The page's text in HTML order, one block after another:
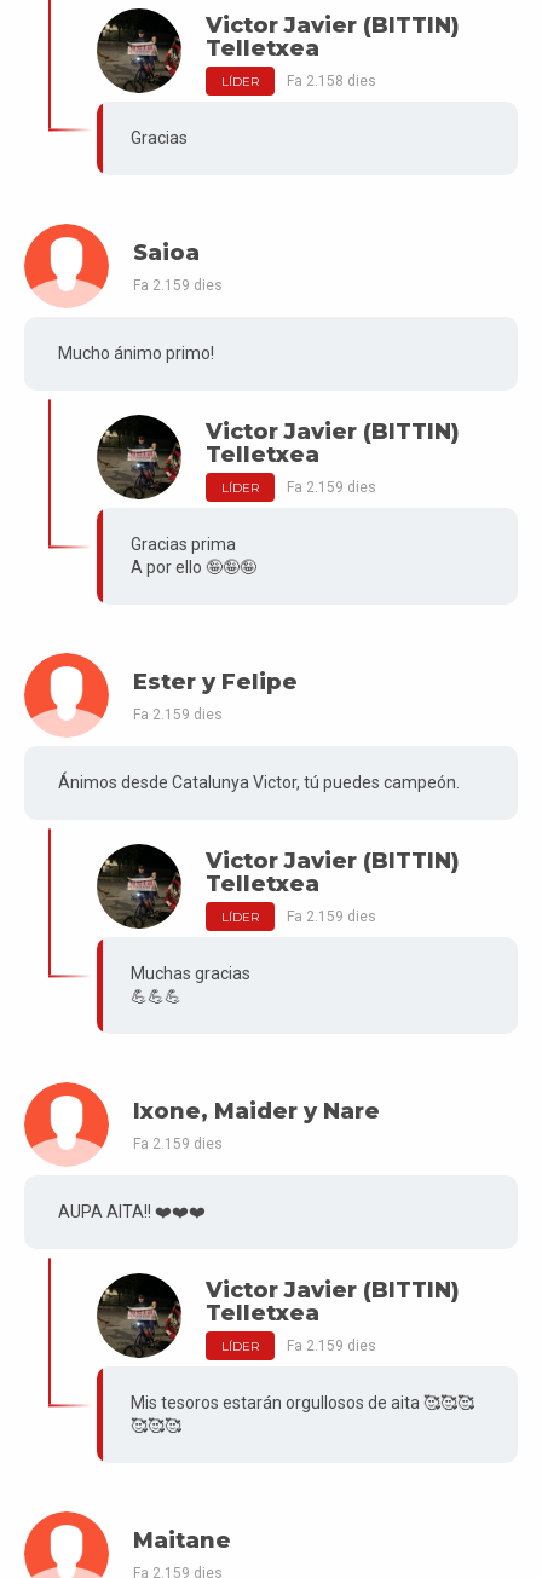
Victor Javier (BITTIN)
Telletxea
LÍDER Fa 2.158 dies
Gracias
Saioa
Fa 2.159 dies
Mucho ánimo primo!
Victor Javier (BITTIN)
Telletxea
LÍDER Fa 2.159 dies
Gracias prima
A por ello 🤪🤪🤪
Ester y Felipe
Fa 2.159 dies
Ánimos desde Catalunya Victor, tú puedes campeón.
Victor Javier (BITTIN)
Telletxea
LÍDER Fa 2.159 dies
Muchas gracias
💪💪💪
Ixone, Maider y Nare
Fa 2.159 dies
AUPA AITA!! ❤️❤️❤️
Victor Javier (BITTIN)
Telletxea
LÍDER Fa 2.159 dies
Mis tesoros estarán orgullosos de aita 🥰🥰🥰
🥰🥰🥰
Maitane
Fa 2.159 dies